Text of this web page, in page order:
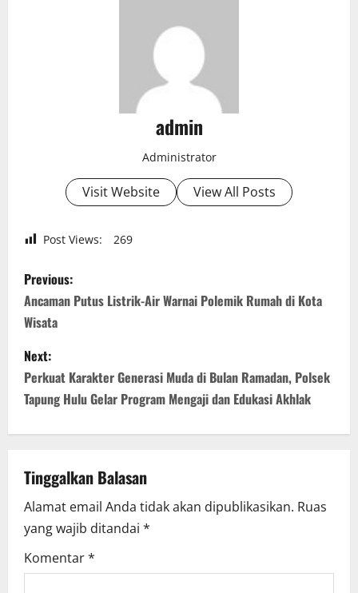
admin
Administrator
Visit Website View All Posts
Post Views: 269
P
o
s
t
n
a
v
i
g
a
Previous:
Ancaman Putus Listrik-Air Warnai Polemik Rumah di Kota
Wisata
Next:
Perkuat Karakter Generasi Muda di Bulan Ramadan, Polsek
Tapung Hulu Gelar Program Mengaji dan Edukasi Akhlak
Tinggalkan Balasan
Alamat email Anda tidak akan dipublikasikan. Ruas
yang wajib ditandai *
Komentar*